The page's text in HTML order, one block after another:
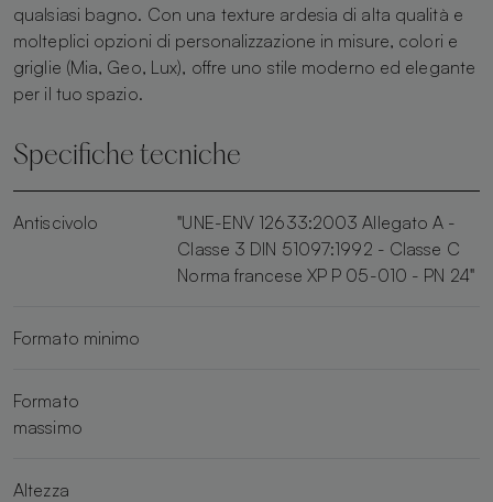
qualsiasi bagno. Con una texture ardesia di alta qualità e
molteplici opzioni di personalizzazione in misure, colori e
griglie (Mia, Geo, Lux), offre uno stile moderno ed elegante
per il tuo spazio.
Specifiche tecniche
Antiscivolo
"UNE-ENV 12633:2003 Allegato A -
Classe 3 DIN 51097:1992 - Classe C
Norma francese XP P 05-010 - PN 24"
Formato minimo
Formato
massimo
Altezza